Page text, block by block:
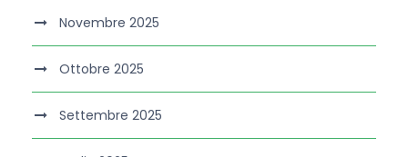
Novembre 2025
Ottobre 2025
Settembre 2025